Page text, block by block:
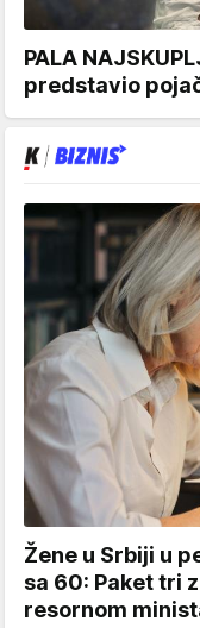
PALA
predstavio
Žene u Srbiji u
sa 60: Paket tri
resornom